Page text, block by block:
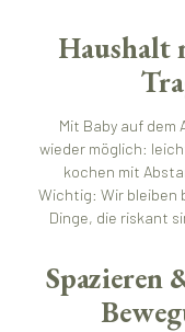
Haushalt
Mit Baby auf dem
wieder möglich:
kochen mit
Wichtig: Wir bleiben
Dinge, die riskant
Spazieren